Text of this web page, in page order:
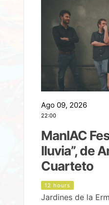
Ago 09, 2026
22:00
ManIAC
lluvia”, de
Cuarteto
12 hours
Jardines de la